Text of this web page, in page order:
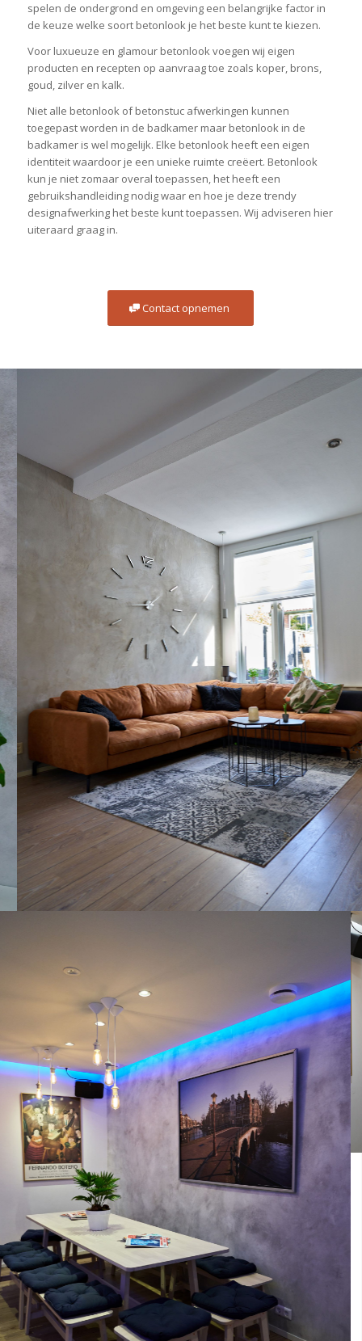
spelen de ondergrond en omgeving een belangrijke factor in
de keuze welke soort betonlook je het beste kunt te kiezen.
Voor luxueuze en glamour betonlook voegen wij eigen
producten en recepten op aanvraag toe zoals koper, brons,
goud, zilver en kalk.
Niet alle betonlook of betonstuc afwerkingen kunnen
toegepast worden in de badkamer maar betonlook in de
badkamer is wel mogelijk. Elke betonlook heeft een eigen
identiteit waardoor je een unieke ruimte creëert. Betonlook
kun je niet zomaar overal toepassen, het heeft een
gebruikshandleiding nodig waar en hoe je deze trendy
designafwerking het beste kunt toepassen. Wij adviseren hier
uiteraard graag in.
Contact opnemen
ERIK SPAKMAN
Bij Erik Spakman ben je aan het juiste adres voor exclusieve
afwerkingen voor interieur en exterieur, voor zowel
particulieren als bedrijven. Geïnteresseerd? Maak dan
vrijblijvend een afspraak om je wensen door te nemen.